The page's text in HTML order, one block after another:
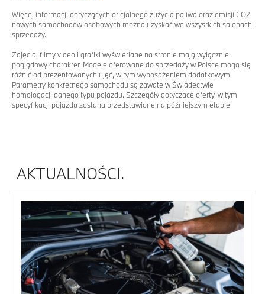
Więcej informacji dotyczących oficjalnego zużycia paliwa oraz emisji CO2
nowych samochodów osobowych można uzyskać we wszystkich salonach
sprzedaży.
Zdjęcia, filmy video i grafiki wyświetlane na stronie mają wyłącznie
poglądowy charakter. Modele oferowane do sprzedaży w Polsce mogą się
różnić od prezentowanych ujęć, w tym wyposażeniem dodatkowym.
Parametry konkretnego samochodu są zawate w Świadectwie
homologacji danego typu pojazdu. Szczegóły dotyczące oferty, w tym
specyfikacji pojazdu zostaną przedstawione na późniejszym etapie.
AKTUALNOŚCI.